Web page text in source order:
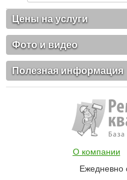
Цены на услуги
Фото и видео
Полезная информация
О компании
Ежедневно